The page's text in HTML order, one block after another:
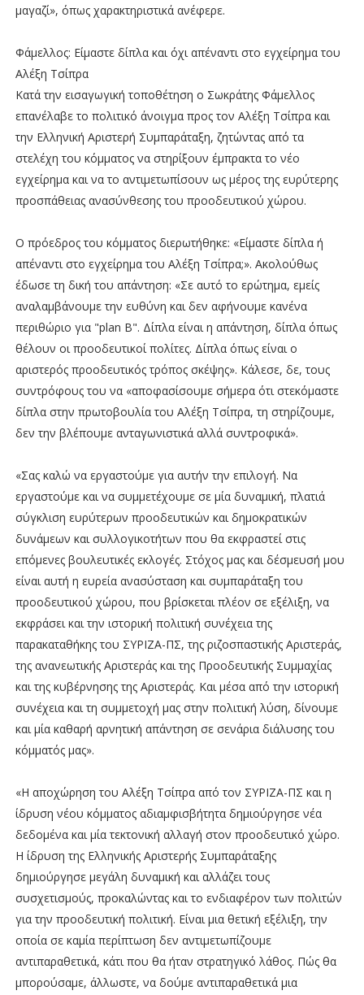
μαγαζί», όπως χαρακτηριστικά ανέφερε.
Φάμελλος: Είμαστε δίπλα και όχι απέναντι στο εγχείρημα του
Αλέξη Τσίπρα
Κατά την εισαγωγική τοποθέτηση ο Σωκράτης Φάμελλος
επανέλαβε το πολιτικό άνοιγμα προς τον Αλέξη Τσίπρα και
την Ελληνική Αριστερή Συμπαράταξη, ζητώντας από τα
στελέχη του κόμματος να στηρίξουν έμπρακτα το νέο
εγχείρημα και να το αντιμετωπίσουν ως μέρος της ευρύτερης
προσπάθειας ανασύνθεσης του προοδευτικού χώρου.
Ο πρόεδρος του κόμματος διερωτήθηκε: «Είμαστε δίπλα ή
απέναντι στο εγχείρημα του Αλέξη Τσίπρα;». Ακολούθως
έδωσε τη δική του απάντηση: «Σε αυτό το ερώτημα, εμείς
αναλαμβάνουμε την ευθύνη και δεν αφήνουμε κανένα
περιθώριο για "plan B". Δίπλα είναι η απάντηση, δίπλα όπως
θέλουν οι προοδευτικοί πολίτες. Δίπλα όπως είναι ο
αριστερός προοδευτικός τρόπος σκέψης». Κάλεσε, δε, τους
συντρόφους του να «αποφασίσουμε σήμερα ότι στεκόμαστε
δίπλα στην πρωτοβουλία του Αλέξη Τσίπρα, τη στηρίζουμε,
δεν την βλέπουμε ανταγωνιστικά αλλά συντροφικά».
«Σας καλώ να εργαστούμε για αυτήν την επιλογή. Να
εργαστούμε και να συμμετέχουμε σε μία δυναμική, πλατιά
σύγκλιση ευρύτερων προοδευτικών και δημοκρατικών
δυνάμεων και συλλογικοτήτων που θα εκφραστεί στις
επόμενες βουλευτικές εκλογές. Στόχος μας και δέσμευσή μου
είναι αυτή η ευρεία ανασύσταση και συμπαράταξη του
προοδευτικού χώρου, που βρίσκεται πλέον σε εξέλιξη, να
εκφράσει και την ιστορική πολιτική συνέχεια της
παρακαταθήκης του ΣΥΡΙΖΑ-ΠΣ, της ριζοσπαστικής Αριστεράς,
της ανανεωτικής Αριστεράς και της Προοδευτικής Συμμαχίας
και της κυβέρνησης της Αριστεράς. Και μέσα από την ιστορική
συνέχεια και τη συμμετοχή μας στην πολιτική λύση, δίνουμε
και μία καθαρή αρνητική απάντηση σε σενάρια διάλυσης του
κόμματός μας».
«H αποχώρηση του Αλέξη Τσίπρα από τον ΣΥΡΙΖΑ-ΠΣ και η
ίδρυση νέου κόμματος αδιαμφισβήτητα δημιούργησε νέα
δεδομένα και μία τεκτονική αλλαγή στον προοδευτικό χώρο.
Η ίδρυση της Ελληνικής Αριστερής Συμπαράταξης
δημιούργησε μεγάλη δυναμική και αλλάζει τους
συσχετισμούς, προκαλώντας και το ενδιαφέρον των πολιτών
για την προοδευτική πολιτική. Είναι μια θετική εξέλιξη, την
οποία σε καμία περίπτωση δεν αντιμετωπίζουμε
αντιπαραθετικά, κάτι που θα ήταν στρατηγικό λάθος. Πώς θα
μπορούσαμε, άλλωστε, να δούμε αντιπαραθετικά μια